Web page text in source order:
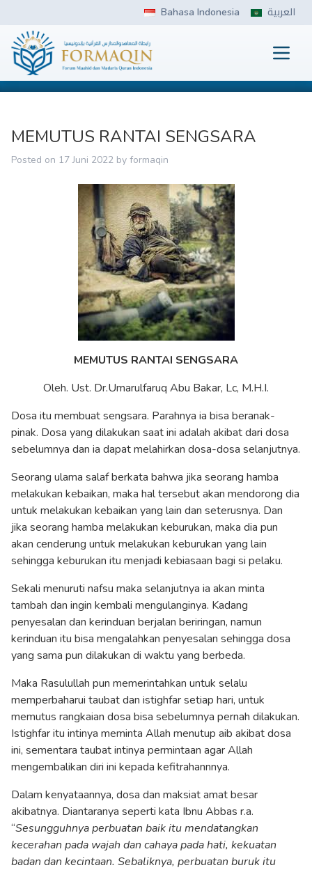
content
Bahasa Indonesia العربية
FORMAQIN
MEMUTUS RANTAI SENGSARA
Posted on 17 Juni 2022 by formaqin
MEMUTUS RANTAI SENGSARA
Oleh. Ust. Dr.Umarulfaruq Abu Bakar, Lc, M.H.I.
Dosa itu membuat sengsara. Parahnya ia bisa beranak-
pinak. Dosa yang dilakukan saat ini adalah akibat dari dosa
sebelumnya dan ia dapat melahirkan dosa-dosa selanjutnya.
Seorang ulama salaf berkata bahwa jika seorang hamba
melakukan kebaikan, maka hal tersebut akan mendorong dia
untuk melakukan kebaikan yang lain dan seterusnya. Dan
jika seorang hamba melakukan keburukan, maka dia pun
akan cenderung untuk melakukan keburukan yang lain
sehingga keburukan itu menjadi kebiasaan bagi si pelaku.
Sekali menuruti nafsu maka selanjutnya ia akan minta
tambah dan ingin kembali mengulanginya. Kadang
penyesalan dan kerinduan berjalan beriringan, namun
kerinduan itu bisa mengalahkan penyesalan sehingga dosa
yang sama pun dilakukan di waktu yang berbeda.
Maka Rasulullah pun memerintahkan untuk selalu
memperbaharui taubat dan istighfar setiap hari, untuk
memutus rangkaian dosa bisa sebelumnya pernah dilakukan.
Istighfar itu intinya meminta Allah menutup aib akibat dosa
ini, sementara taubat intinya permintaan agar Allah
mengembalikan diri ini kepada kefitrahannnya.
Dalam kenyataannya, dosa dan maksiat amat besar
akibatnya. Diantaranya seperti kata Ibnu Abbas r.a.
“Sesungguhnya perbuatan baik itu mendatangkan
kecerahan pada wajah dan cahaya pada hati, kekuatan
badan dan kecintaan. Sebaliknya, perbuatan buruk itu